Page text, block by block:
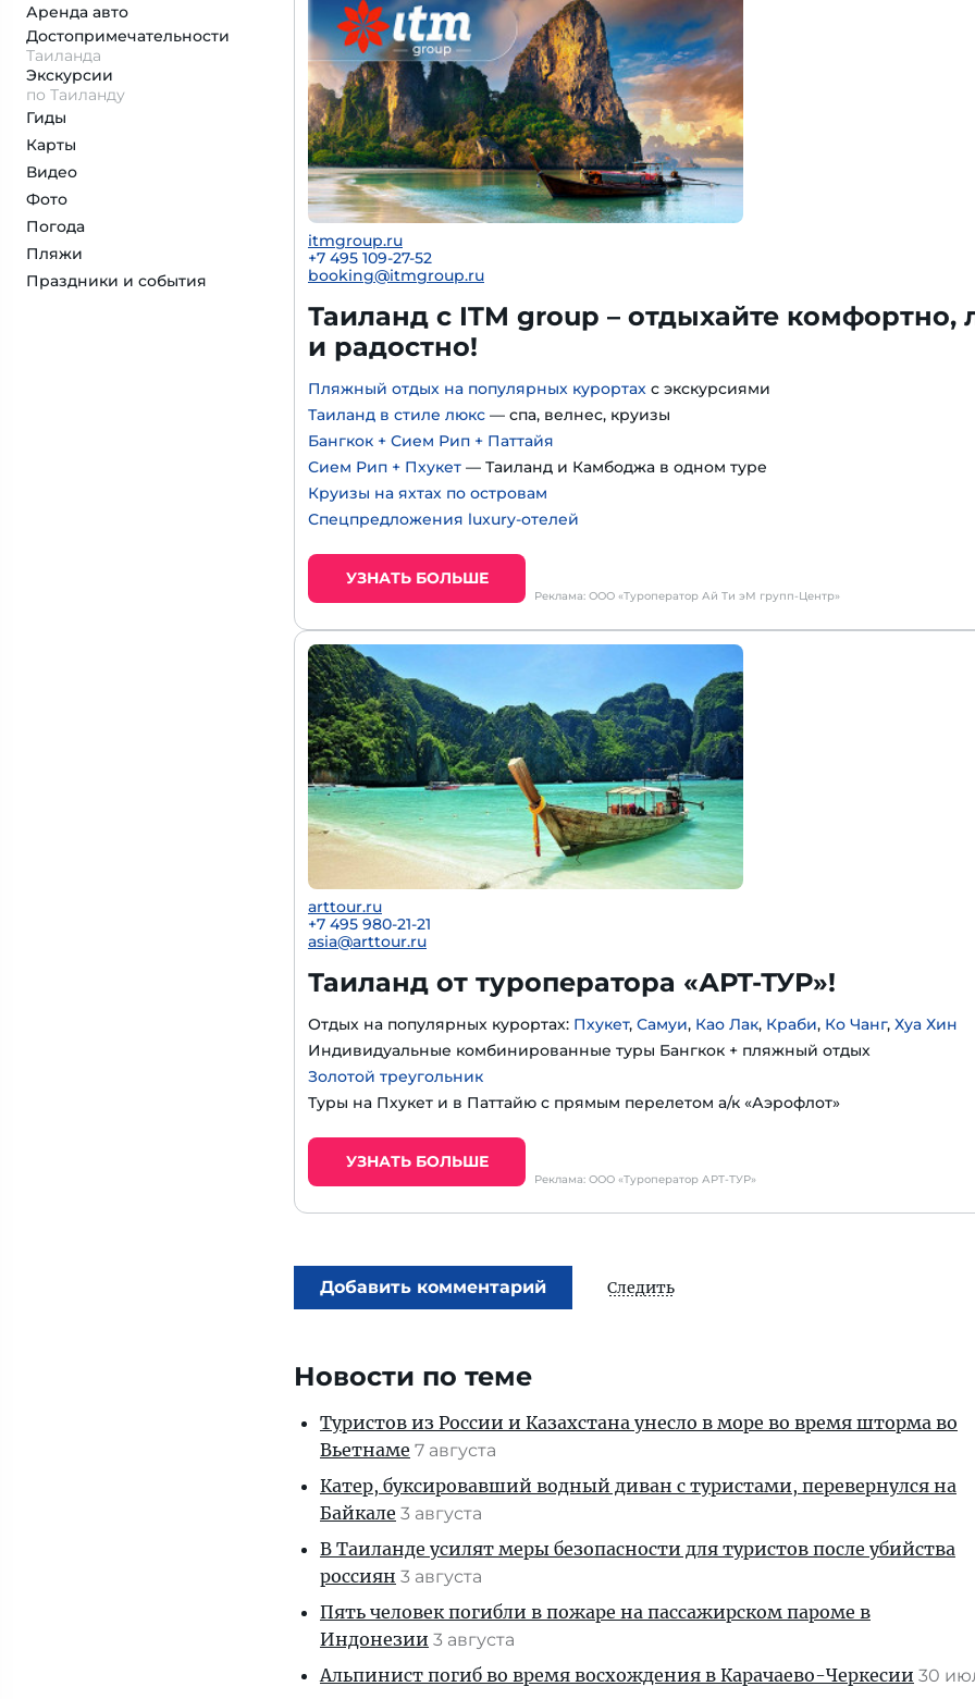
Аренда авто
Достопримеча­тельности
Таиланда
Экскурсии
по Таиланду
Гиды
Карты
Видео
Фото
Погода
Пляжи
Праздники и события
itmgroup.ru
+7 495 109-27-52
booking@itmgroup.ru
Таиланд с ITM group – отдыхайте комфортно,
и радостно!
Пляжный отдых на популярных курортах с экскурсиями
Таиланд в стиле люкс — спа, велнес, круизы
Бангкок + Сием Рип + Паттайя
Сием Рип + Пхукет — Таиланд и Камбоджа в одном туре
Круизы на яхтах по островам
Спецпредложения luxury-отелей
УЗНАТЬ БОЛЬШЕ
Реклама: ООО «Туроператор Ай Ти эМ групп-Центр»
arttour.ru
+7 495 980-21-21
asia@arttour.ru
Таиланд от туроператора «АРТ-ТУР»!
Отдых на популярных курортах: Пхукет, Самуи, Као Лак, Краби, Ко Чанг, Хуа Хин
Индивидуальные комбинированные туры Бангкок + пляжный отдых
Золотой треугольник
Туры на Пхукет и в Паттайю с прямым перелетом а/к «Аэрофлот»
УЗНАТЬ БОЛЬШЕ
Реклама: ООО «Туроператор АРТ-ТУР»
Добавить комментарий Следить
Новости по теме
Туристов из России и Казахстана унесло в море во время шторма во
Вьетнаме 7 августа
Катер, буксировавший водный диван с туристами, перевернулся на
Байкале 3 августа
В Таиланде усилят меры безопасности для туристов после убийства
россиян 3 августа
Пять человек погибли в пожаре на пассажирском пароме в
Индонезии 3 августа
Альпинист погиб во время восхождения в Карачаево-Черкесии 30